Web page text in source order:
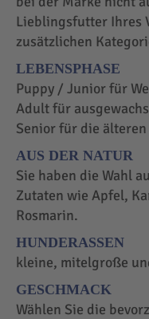
Lieblingsfutter Ihres
zusätzlichen
LEBENSPHASE
Puppy / Junior für
Adult für
Senior für die
AUS DER NATUR
Sie haben die Wahl
Zutaten wie Apfel,
Rosmarin.
HUNDERASSEN
kleine, mitelgroße
GESCHMACK
Wählen Sie die